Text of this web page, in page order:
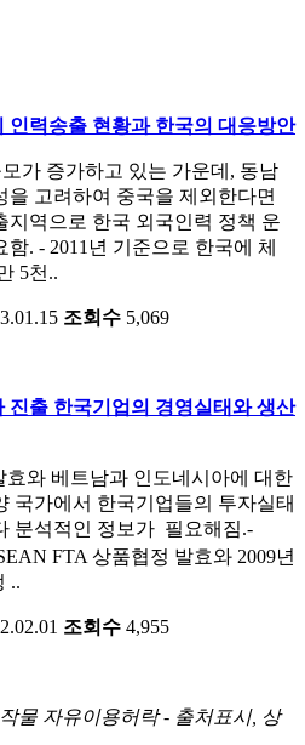
인력송출 현황과 한국의 대응방안
가 증가하고 있는 가운데, 동남
을 고려하여 중국을 제외한다면
지역으로 한국 외국인력 정책 운
. - 2011년 기준으로 한국에 체
5천..
조회수 5,069
진출 한국기업의 경영실태와 생산
효와 베트남과 인도네시아에 대한
국가에서 한국기업들의 투자실태
분석적인 정보가 필요해짐.-
FTA 상품협정 발효와 2009년
..
조회수 4,955